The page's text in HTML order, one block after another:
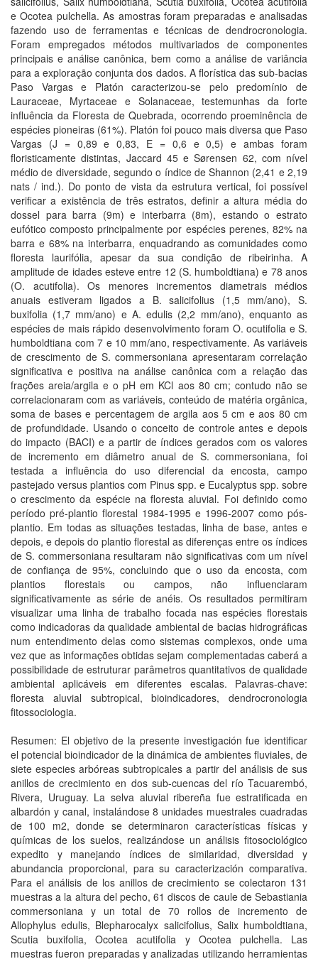
e Ocotea pulchella. As amostras foram preparadas e analisadas
fazendo uso de ferramentas e técnicas de dendrocronologia.
Foram empregados métodos multivariados de componentes
principais e análise canônica, bem como a análise de variância
para a exploração conjunta dos dados. A florística das sub-bacias
Paso Vargas e Platón caracterizou-se pelo predomínio de
Lauraceae, Myrtaceae e Solanaceae, testemunhas da forte
influência da Floresta de Quebrada, ocorrendo proeminência de
espécies pioneiras (61%). Platón foi pouco mais diversa que Paso
Vargas (J = 0,89 e 0,83, E = 0,6 e 0,5) e ambas foram
floristicamente distintas, Jaccard 45 e Sørensen 62, com nível
médio de diversidade, segundo o índice de Shannon (2,41 e 2,19
nats / ind.). Do ponto de vista da estrutura vertical, foi possível
verificar a existência de três estratos, definir a altura média do
dossel para barra (9m) e interbarra (8m), estando o estrato
eufótico composto principalmente por espécies perenes, 82% na
barra e 68% na interbarra, enquadrando as comunidades como
floresta laurifólia, apesar da sua condição de ribeirinha. A
amplitude de idades esteve entre 12 (S. humboldtiana) e 78 anos
(O. acutifolia). Os menores incrementos diametrais médios
anuais estiveram ligados a B. salicifolius (1,5 mm/ano), S.
buxifolia (1,7 mm/ano) e A. edulis (2,2 mm/ano), enquanto as
espécies de mais rápido desenvolvimento foram O. ocutifolia e S.
humboldtiana com 7 e 10 mm/ano, respectivamente. As variáveis
de crescimento de S. commersoniana apresentaram correlação
significativa e positiva na análise canônica com a relação das
frações areia/argila e o pH em KCl aos 80 cm; contudo não se
correlacionaram com as variáveis, conteúdo de matéria orgânica,
soma de bases e percentagem de argila aos 5 cm e aos 80 cm
de profundidade. Usando o conceito de controle antes e depois
do impacto (BACI) e a partir de índices gerados com os valores
de incremento em diâmetro anual de S. commersoniana, foi
testada a influência do uso diferencial da encosta, campo
pastejado versus plantios com Pinus spp. e Eucalyptus spp. sobre
o crescimento da espécie na floresta aluvial. Foi definido como
período pré-plantio florestal 1984-1995 e 1996-2007 como pós-
plantio. Em todas as situações testadas, linha de base, antes e
depois, e depois do plantio florestal as diferenças entre os índices
de S. commersoniana resultaram não significativas com um nível
de confiança de 95%, concluindo que o uso da encosta, com
plantios florestais ou campos, não influenciaram
significativamente as série de anéis. Os resultados permitiram
visualizar uma linha de trabalho focada nas espécies florestais
como indicadoras da qualidade ambiental de bacias hidrográficas
num entendimento delas como sistemas complexos, onde uma
vez que as informações obtidas sejam complementadas caberá a
possibilidade de estruturar parâmetros quantitativos de qualidade
ambiental aplicáveis em diferentes escalas. Palavras-chave:
floresta aluvial subtropical, bioindicadores, dendrocronologia
fitossociologia.
Resumen: El objetivo de la presente investigación fue identificar
el potencial bioindicador de la dinámica de ambientes fluviales, de
siete especies arbóreas subtropicales a partir del análisis de sus
anillos de crecimiento en dos sub-cuencas del río Tacuarembó,
Rivera, Uruguay. La selva aluvial ribereña fue estratificada en
albardón y canal, instalándose 8 unidades muestrales cuadradas
de 100 m2, donde se determinaron características físicas y
químicas de los suelos, realizándose un análisis fitosociológico
expedito y manejando índices de similaridad, diversidad y
abundancia proporcional, para su caracterización comparativa.
Para el análisis de los anillos de crecimiento se colectaron 131
muestras a la altura del pecho, 61 discos de caule de Sebastiania
commersoniana y un total de 70 rollos de incremento de
Allophylus edulis, Blepharocalyx salicifolius, Salix humboldtiana,
Scutia buxifolia, Ocotea acutifolia y Ocotea pulchella. Las
muestras fueron preparadas y analizadas utilizando herramientas